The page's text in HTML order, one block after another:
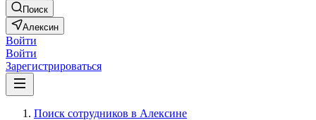
Поиск
Алексин
Войти
Войти
Зарегистрироваться
Поиск сотрудников в Алексине